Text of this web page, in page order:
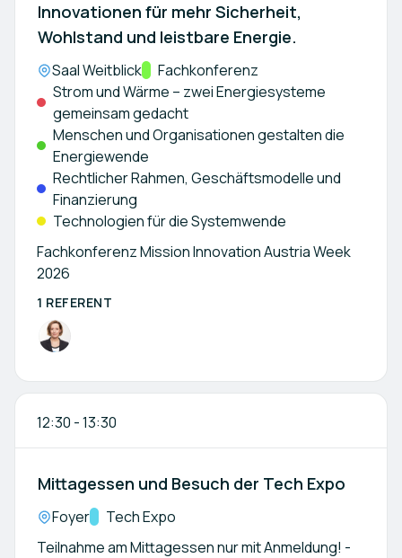
Innovationen für mehr Sicherheit,
Wohlstand und leistbare Energie.
Location:
Saal WeitblickKategorie:
Fachkonferenz
Strom und Wärme – zwei Energiesysteme
gemeinsam gedacht
Menschen und Organisationen gestalten die
Energiewende
Rechtlicher Rahmen, Geschäftsmodelle und
Finanzierung
Technologien für die Systemwende
Fachkonferenz Mission Innovation Austria Week
2026
1 REFERENT
12:30 -13:30
Mittagessen und Besuch der Tech Expo
Location:
FoyerKategorie:
Tech Expo
Teilnahme am Mittagessen nur mit Anmeldung! -